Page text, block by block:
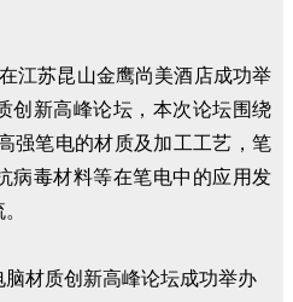
江苏昆山金鹰尚美酒店成功举
创新高峰论坛，本次论坛围绕
强笔电的材质及加工工艺，笔
病毒材料等在笔电中的应用发